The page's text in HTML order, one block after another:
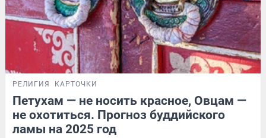
РЕЛИГИЯ КАРТОЧКИ
Петухам — не носить красное, Овцам —
не охотиться. Прогноз буддийского
ламы на 2025 год